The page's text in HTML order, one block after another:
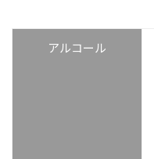
アルコール